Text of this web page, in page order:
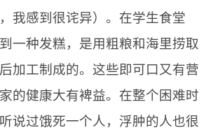
我感到很诧异）。在学生食堂
一种发糕，是用粗粮和海里捞取
加工制成的。这些即可口又有营
的健康大有裨益。在整个困难时
说过饿死一个人，浮肿的人也很